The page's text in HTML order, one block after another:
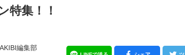
特集！！
編集部